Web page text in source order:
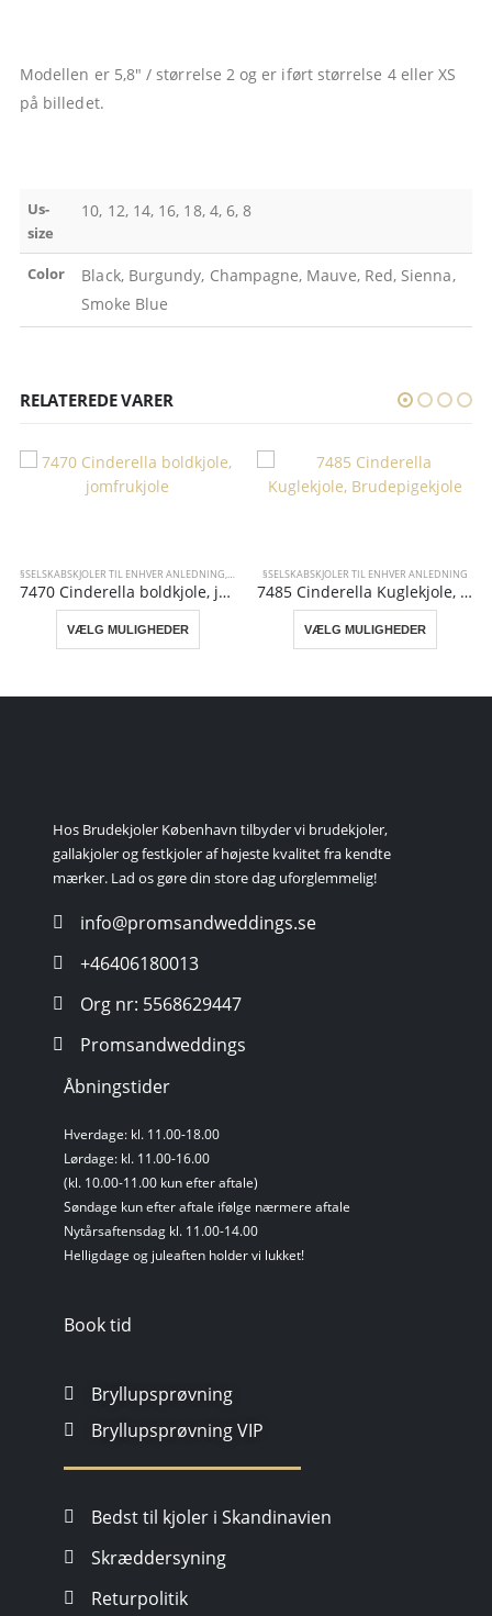
Modellen er 5,8″ / størrelse 2 og er iført størrelse 4 eller XS
på billedet.
Us-
size
10, 12, 14, 16, 18, 4, 6, 8
Color
Black, Burgundy, Champagne, Mauve, Red, Sienna,
Smoke Blue
RELATEREDE VARER
§SELSKABSKJOLER TIL ENHVER ANLEDNING, SMUKKE KONFIRMATIONSKJOLER
7470 Cinderella boldkjole, jomfrukjole
VÆLG MULIGHEDER
§SELSKABSKJOLER TIL ENHVER ANLEDNING
7485 Cinderella Kuglekjole, Brudepigekjole
VÆLG MULIGHEDER
Hos Brudekjoler København tilbyder vi brudekjoler,
gallakjoler og festkjoler af højeste kvalitet fra kendte
mærker. Lad os gøre din store dag uforglemmelig!
info@promsandweddings.se
+46406180013
Org nr: 5568629447
Promsandweddings
Åbningstider
Hverdage: kl. 11.00-18.00
Lørdage: kl. 11.00-16.00
(kl. 10.00-11.00 kun efter aftale)
Søndage kun efter aftale ifølge nærmere aftale
Nytårsaftensdag kl. 11.00-14.00
Helligdage og juleaften holder vi lukket!
Book tid
Bryllupsprøvning
Bryllupsprøvning VIP
Bedst til kjoler i Skandinavien
Skræddersyning
Returpolitik